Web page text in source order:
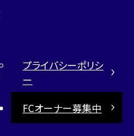
プライバシーポリシ
ー
FCオーナー募集中